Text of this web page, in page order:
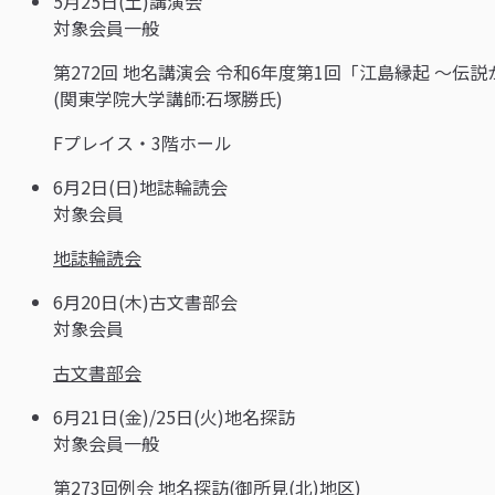
対象会員一般
第272回 地名講演会 令和6年度第1回「江島縁起 ～伝説
(関東学院大学講師:石塚勝氏)
Fプレイス・3階ホール
6月2日(日)地誌輪読会
対象会員
地誌輪読会
6月20日(木)古文書部会
対象会員
古文書部会
6月21日(金)/25日(火)地名探訪
対象会員一般
第273回例会 地名探訪(御所見(北)地区)